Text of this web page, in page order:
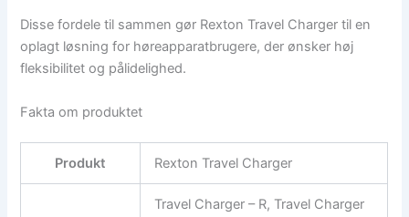
Disse fordele til sammen gør Rexton Travel Charger til en
oplagt løsning for høreapparatbrugere, der ønsker høj
fleksibilitet og pålidelighed.
Fakta om produktet
Produkt Rexton Travel Charger
Travel Charger – R, Travel Charger